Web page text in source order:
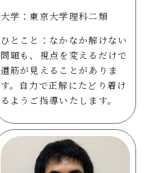
大学：東京大学理科二類
ひとこと：なかなか解けない
問題も、視点を変えるだけで
道筋が見えることがありま
す。自力で正解にたどり着け
るようご指導いたします。